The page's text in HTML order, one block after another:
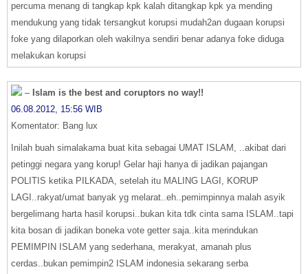
percuma menang di tangkap kpk kalah ditangkap kpk ya mending
mendukung yang tidak tersangkut korupsi mudah2an dugaan korupsi
foke yang dilaporkan oleh wakilnya sendiri benar adanya foke diduga
melakukan korupsi
– Islam is the best and coruptors no way!!
06.08.2012, 15:56 WIB
Komentator: Bang lux
Inilah buah simalakama buat kita sebagai UMAT ISLAM, ..akibat dari
petinggi negara yang korup! Gelar haji hanya di jadikan pajangan
POLITIS ketika PILKADA, setelah itu MALING LAGI, KORUP
LAGI..rakyat/umat banyak yg melarat..eh..pemimpinnya malah asyik
bergelimang harta hasil korupsi..bukan kita tdk cinta sama ISLAM..tapi
kita bosan di jadikan boneka vote getter saja..kita merindukan
PEMIMPIN ISLAM yang sederhana, merakyat, amanah plus
cerdas..bukan pemimpin2 ISLAM indonesia sekarang serba